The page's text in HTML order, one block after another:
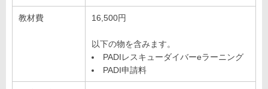
教材費 16,500円
以下の物を含みます。
PADIレスキューダイバーeラーニング
PADI申請料